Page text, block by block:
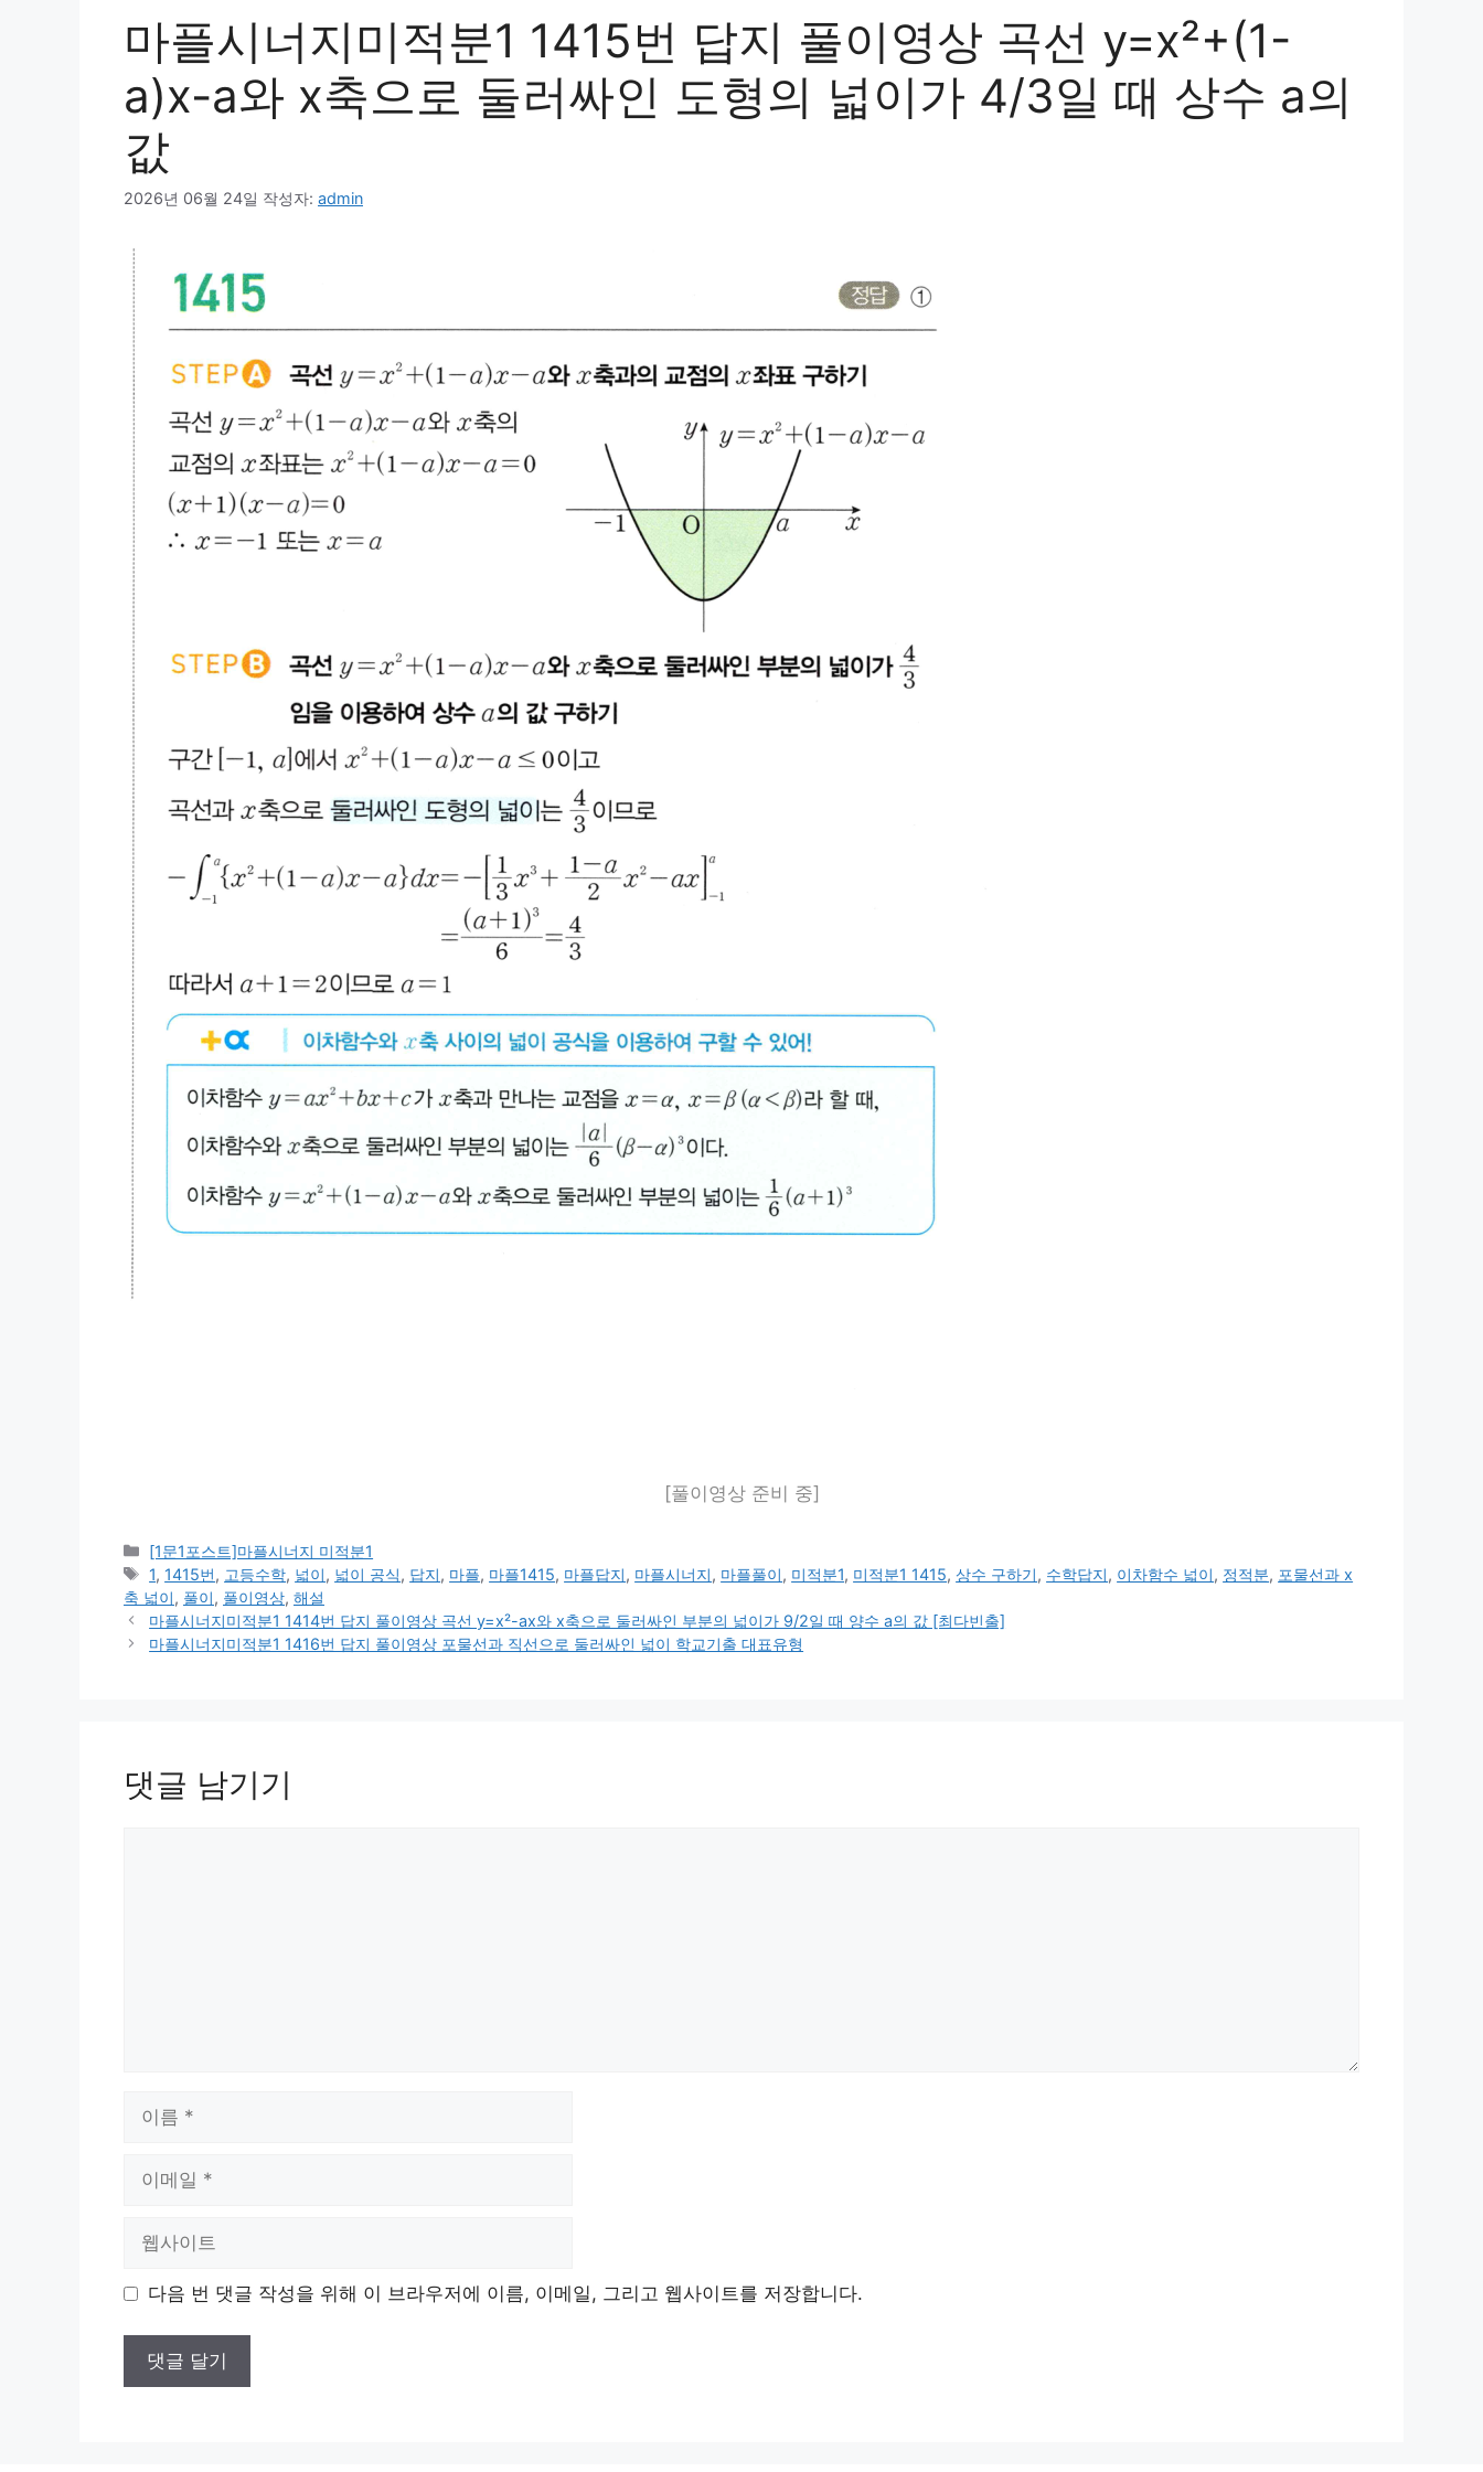
마플시너지미적분1 1415번 답지 풀이영상 곡선 y=x²+(1-
a)x-a와 x축으로 둘러싸인 도형의 넓이가 4/3일 때 상수 a의
값
2026년 06월 24일 작성자: admin
[풀이영상 준비 중]
카
테
고
리
[1문1포스트]마플시너지 미적분1
태
그
1, 1415번, 고등수학, 넓이, 넓이 공식, 답지, 마플, 마플1415, 마플답지, 마플시너지, 마플풀이, 미적분1, 미적분1 1415,상수 구하기, 수학답지, 이차함수 넓이, 정적분, 포물선과 x
축 넓이, 풀이, 풀이영상, 해설
마플시너지미적분1 1414번 답지 풀이영상 곡선 y=x²-ax와 x축으로 둘러싸인 부분의 넓이가 9/2일 때 양수 a의 값 [최다빈출]
마플시너지미적분1 1416번 답지 풀이영상 포물선과 직선으로 둘러싸인 넓이 학교기출 대표유형
댓글 남기기
이 다음 번 댓글 작성을 위해 이 브라우저에 이름, 이메일, 그리고 웹사이트를 저장합니다.